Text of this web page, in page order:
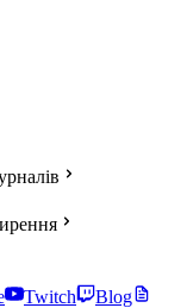
Twitch
Blog